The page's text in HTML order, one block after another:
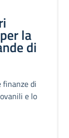
la
di
finanze di
e lo